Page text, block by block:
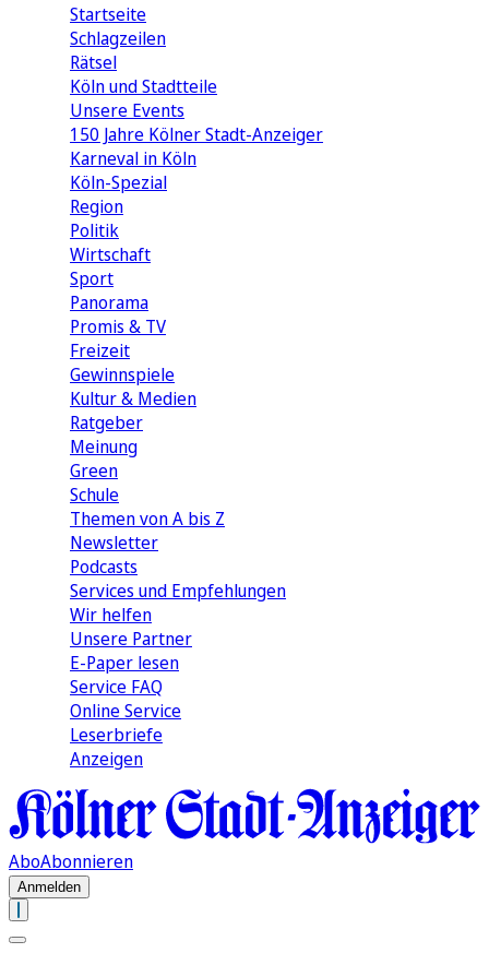
Startseite
Schlagzeilen
Rätsel
Köln und Stadtteile
Unsere Events
150 Jahre Kölner Stadt-Anzeiger
Karneval in Köln
Köln-Spezial
Region
Politik
Wirtschaft
Sport
Panorama
Promis & TV
Freizeit
Gewinnspiele
Kultur & Medien
Ratgeber
Meinung
Green
Schule
Themen von A bis Z
Newsletter
Podcasts
Services und Empfehlungen
Wir helfen
Unsere Partner
E-Paper lesen
Service FAQ
Online Service
Leserbriefe
Anzeigen
AboAbonnieren
Anmelden